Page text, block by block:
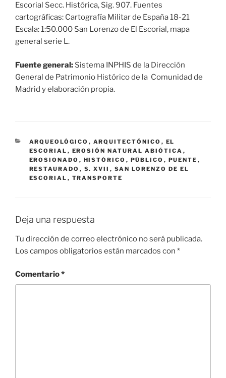
Escorial Secc. Histórica, Sig. 907. Fuentes
cartográficas: Cartografía Militar de España 18-21
Escala: 1:50.000 San Lorenzo de El Escorial, mapa
general serie L.
Fuente general: Sistema INPHIS de la Dirección
General de Patrimonio Histórico de la Comunidad de
Madrid y elaboración propia.
CATEGORÍAS
ARQUEOLÓGICO , ARQUITECTÓNICO , EL
ESCORIAL , EROSIÓN NATURAL ABIÓTICA ,
EROSIONADO , HISTÓRICO , PÚBLICO , PUENTE ,
RESTAURADO , S. XVII , SAN LORENZO DE EL
ESCORIAL , TRANSPORTE
Deja una respuesta
Tu dirección de correo electrónico no será publicada.
Los campos obligatorios están marcados con *
Comentario*